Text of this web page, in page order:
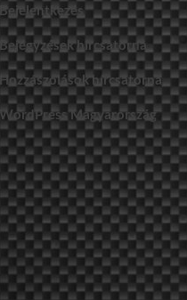
Bejelentkezés
hírcsatorna
hírcsatorna
Magyarország